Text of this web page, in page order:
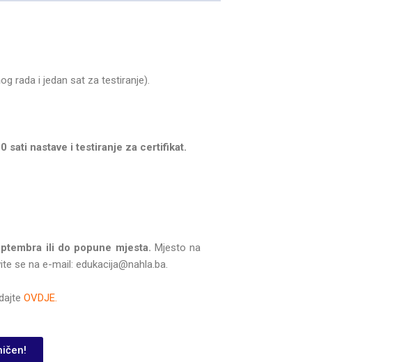
rada i jedan sat za testiranje).
sati nastave i testiranje za certifikat.
ili do popune mjesta. Mjesto na
se na e-mail: edukacija@nahla.ba.
OVDJE.